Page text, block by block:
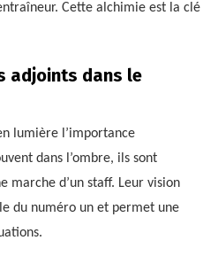
Cette alchimie est la clé
adjoints dans le
lumière l’importance
dans l’ombre, ils sont
marche d’un staff. Leur vision
du numéro un et permet une